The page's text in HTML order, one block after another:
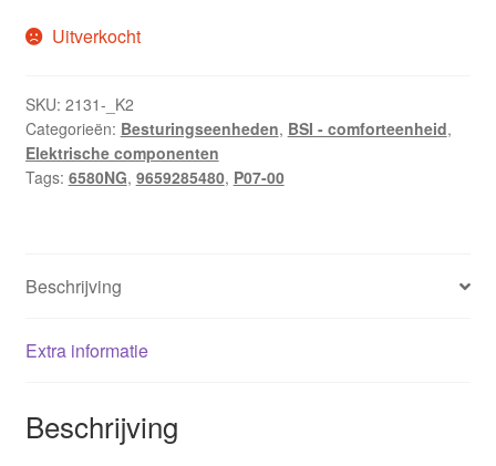
Uitverkocht
SKU: 2131-_K2
Categorieën: Besturingseenheden, BSI - comforteenheid,
Elektrische componenten
Tags: 6580NG, 9659285480, P07-00
Beschrijving
Extra informatie
Beschrijving